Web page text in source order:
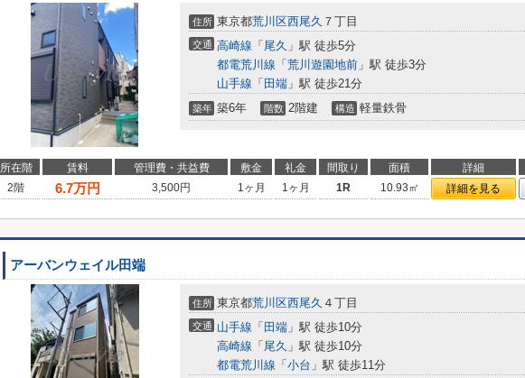
住所 東京都荒川区西尾久 ７丁目
交通 高崎線 「 尾久 」駅 徒歩5分
都電荒川線 「 荒川遊園地前 」駅 徒歩3分
山手線 「 田端 」駅 徒歩21分
築年 築6年 階数 2階建 構造 軽量鉄骨
所在階 賃料 管理費・共益費 敷金 礼金 間取り 面積 詳細
2階
6.7万円 3,500円 1ヶ月 1ヶ月 1R 10.93㎡ 詳細を見る
アーバンウェイル田端
住所 東京都荒川区西尾久 ４丁目
交通 山手線 「 田端 」駅 徒歩10分
高崎線 「 尾久 」駅 徒歩10分
都電荒川線 「 小台 」駅 徒歩11分